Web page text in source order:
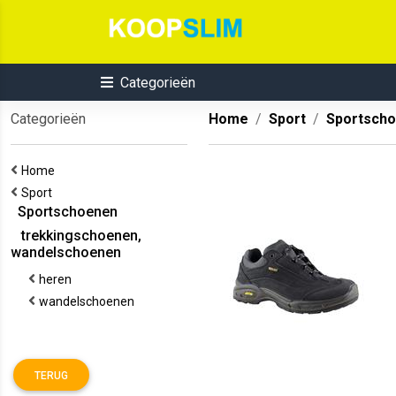
Categorieën
Categorieën
Home
Sport
Sportschoenen
trekkingschoenen,
wandelschoenen
heren
wandelschoenen
TERUG
Home Sport